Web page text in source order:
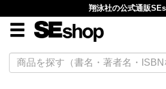
翔泳社の公式通販